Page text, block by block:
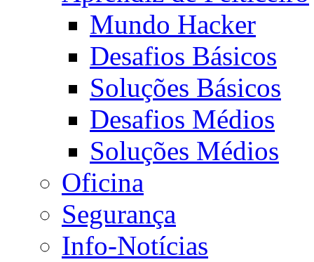
Mundo Hacker
Desafios Básicos
Soluções Básicos
Desafios Médios
Soluções Médios
Oficina
Segurança
Info-Notícias